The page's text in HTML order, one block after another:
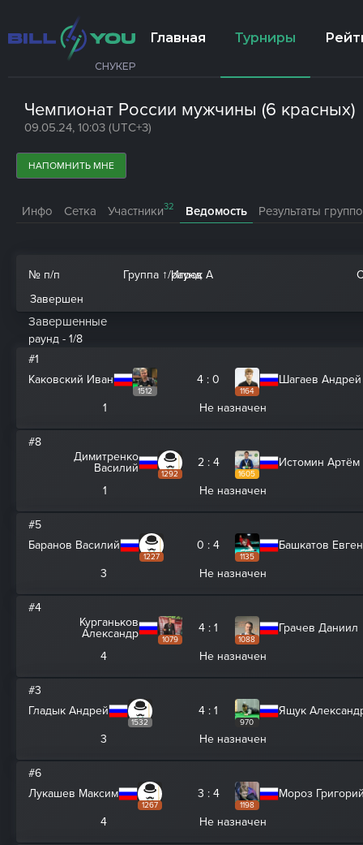
СНУКЕР
Главная Турниры
Чемпионат России мужчины (6 красных)
09.05.24, 10:03 (UTC+3)
НАПОМНИТЬ МНЕ
Инфо Сетка Участники32 Ведомость Результаты
№ п/п Группа ↑/раунд
Игрок A
Завершен
Завершенные
раунд - 1/8
#1
Каковский Иван
1512
4 : 0
1164
Шагаев Андрей
1 Не назначен
#8
Димитренко
Василий
1292
2 : 4
1605
Истомин Артём
1 Не назначен
#5
Баранов Василий
1227
0 : 4
1135
Башкатов
3 Не назначен
#4
Курганьков
Александр
1079
4 : 1
1088
Грачев Даниил
4 Не назначен
#3
Гладык Андрей
1532
4 : 1
970
Ящук
3 Не назначен
#6
Лукашев Максим
1267
3 : 4
1198
Мороз
4 Не назначен